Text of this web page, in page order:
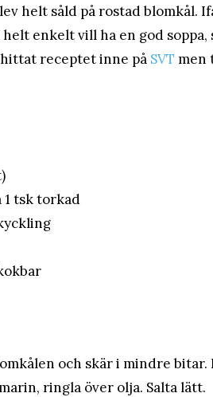
helt såld på rostad blomkål.
enkelt vill ha en god soppa,
hittat receptet inne på SVT men
1 tsk torkad
och skär i mindre bitar.
ringla över olja. Salta lätt.